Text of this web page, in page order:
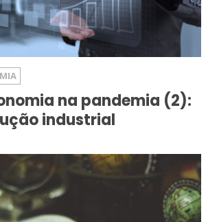
na pandemia (2):
industrial